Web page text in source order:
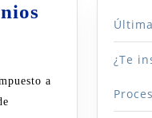
el
Impuesto
¿Te